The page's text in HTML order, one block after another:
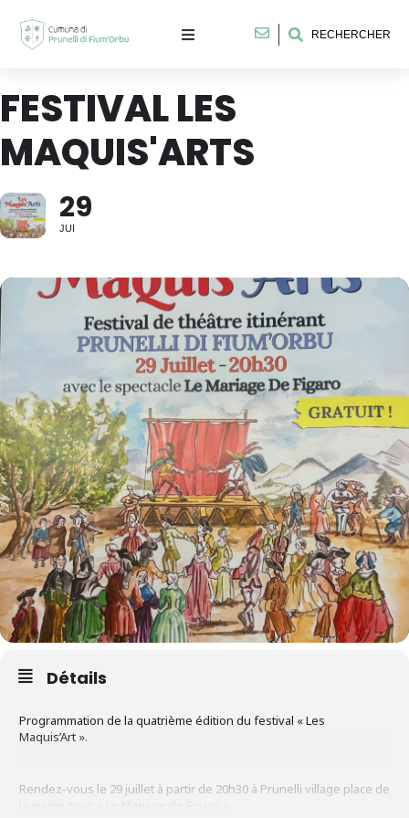
RECHERCHER
FESTIVAL LES
MAQUIS'ARTS
29
JUI
Détails
Programmation de la quatrième édition du festival « Les
Maquis’Art ».
Rendez-vous le 29 juillet à partir de 20h30 à Prunelli village place de